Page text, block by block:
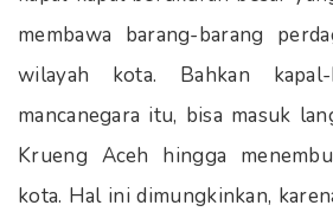
membawa barang-barang
wilayah kota. Bahkan
mancanegara itu, bisa masuk
Krueng Aceh hingga
kota. Hal ini dimungkinkan,